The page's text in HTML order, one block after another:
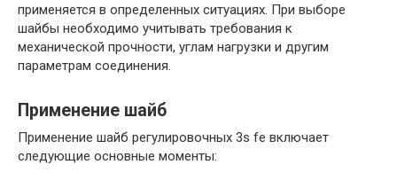
применяется в определенных ситуациях. При выборе
шайбы необходимо учитывать требования к
механической прочности, углам нагрузки и другим
параметрам соединения.
Применение шайб
Применение шайб регулировочных 3s fe включает
следующие основные моменты: